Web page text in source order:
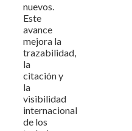
nuevos.
Este
avance
mejora la
trazabilidad,
la
citación y
la
visibilidad
internacional
de los